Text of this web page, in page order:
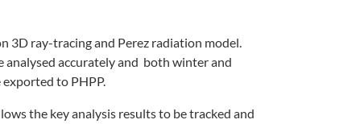
3D ray-tracing and Perez radiation model.
analysed accurately and both winter and
to PHPP.
the key analysis results to be tracked and